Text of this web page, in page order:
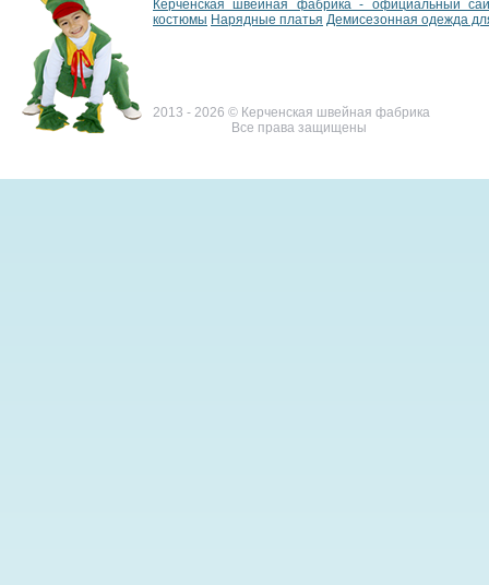
Керченская швейная фабрика - официальный
костюмы Нарядные платья Демисезонная одежда
2013 - 2026 © Керченская швейная фабрика
Все права защищены